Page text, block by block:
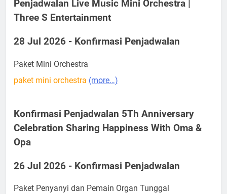
Penjadwalan Live Music Mini Orchestra |
Three S Entertainment
28 Jul 2026 - Konfirmasi Penjadwalan
Paket Mini Orchestra
paket mini orchestra (more…)
Konfirmasi Penjadwalan 5Th Anniversary
Celebration Sharing Happiness With Oma &
Opa
26 Jul 2026 - Konfirmasi Penjadwalan
Paket Penyanyi dan Pemain Organ Tunggal